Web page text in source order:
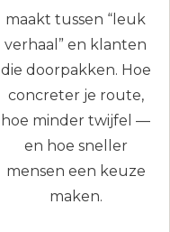
maakt tussen “leuk
verhaal” en klanten
die doorpakken. Hoe
concreter je route,
hoe minder twijfel —
en hoe sneller
mensen een keuze
maken.